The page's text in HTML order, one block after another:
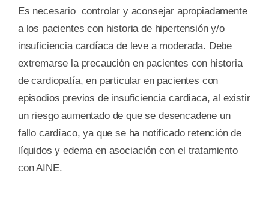
Es necesario controlar y aconsejar apropiadamente
a los pacientes con historia de hipertensión y/o
insuficiencia cardíaca de leve a moderada. Debe
extremarse la precaución en pacientes con historia
de cardiopatía, en particular en pacientes con
episodios previos de insuficiencia cardíaca, al existir
un riesgo aumentado de que se desencadene un
fallo cardíaco, ya que se ha notificado retención de
líquidos y edema en asociación con el tratamiento
con AINE.